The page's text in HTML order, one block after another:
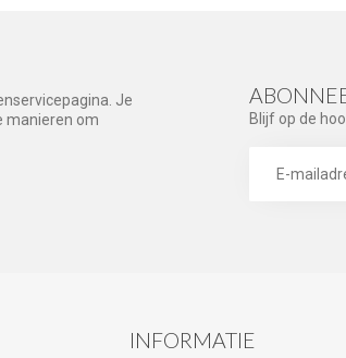
Je
manieren om
Blijf op de
INFORMATIE